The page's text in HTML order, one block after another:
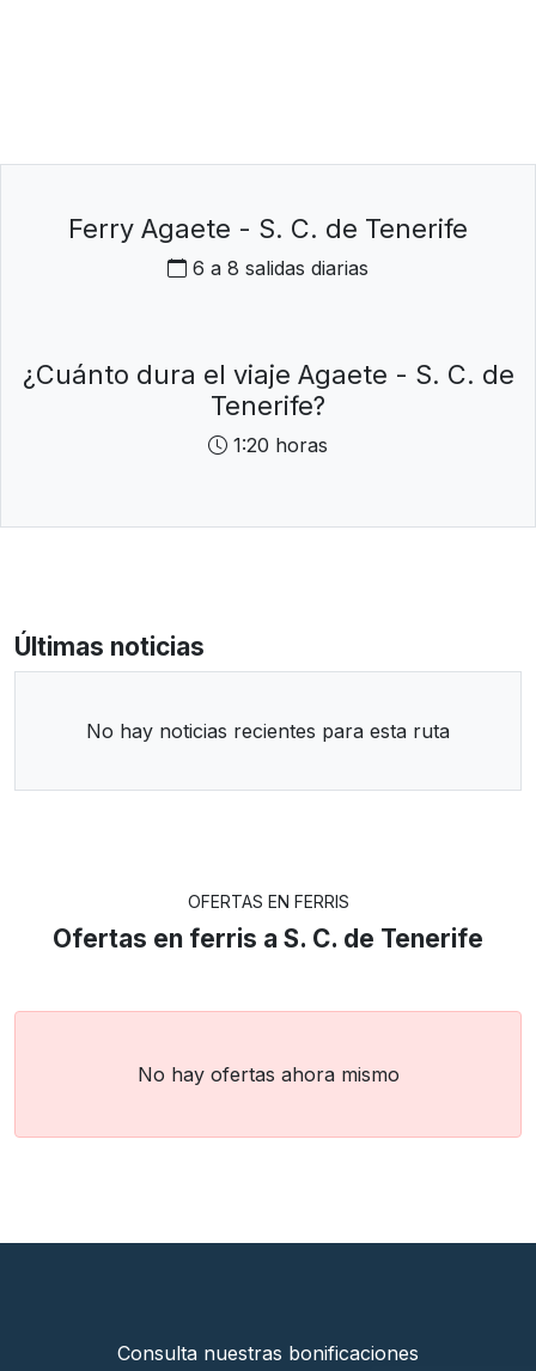
Ferry Agaete - S. C. de Tenerife
6 a 8 salidas diarias
¿Cuánto dura el viaje Agaete - S. C. de
Tenerife?
1:20 horas
Últimas noticias
No hay noticias recientes para esta ruta
OFERTAS EN FERRIS
Ofertas en ferris a S. C. de Tenerife
No hay ofertas ahora mismo
Consulta nuestras bonificaciones